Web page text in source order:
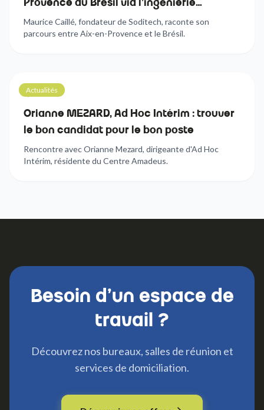
Provence au Brésil via l'ingénierie
automobile
Maurice Caillé, fondateur de Soditech, raconte son
parcours entre Aix-en-Provence et le Brésil.
Actualités
5min
Orianne MEZARD, Ad Hoc Intérim : trouver
le bon candidat pour le bon poste
Rencontre avec Orianne Mezard, dirigeante d'Ad Hoc
Intérim, résidente du Centre Amadeus.
Besoin d'un espace de
travail ?
Découvrez nos bureaux, salles de réunion et
services de domiciliation.